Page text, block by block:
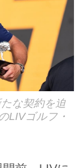
な契約を迫
LIVゴルフ・